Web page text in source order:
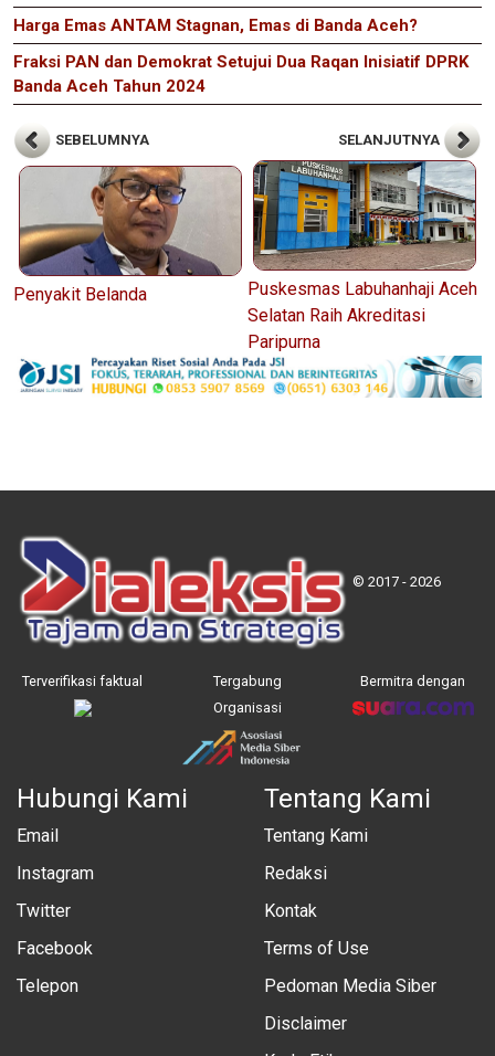
Harga Emas ANTAM Stagnan, Emas di Banda Aceh?
Fraksi PAN dan Demokrat Setujui Dua Raqan Inisiatif DPRK
Banda Aceh Tahun 2024
SEBELUMNYA
Penyakit Belanda
SELANJUTNYA
Puskesmas Labuhanhaji Aceh
Selatan Raih Akreditasi
Paripurna
© 2017 - 2026
Terverifikasi faktual
Tergabung
Organisasi
Bermitra dengan
Hubungi Kami
Email
Instagram
Twitter
Facebook
Telepon
Tentang Kami
Tentang Kami
Redaksi
Kontak
Terms of Use
Pedoman Media Siber
Disclaimer